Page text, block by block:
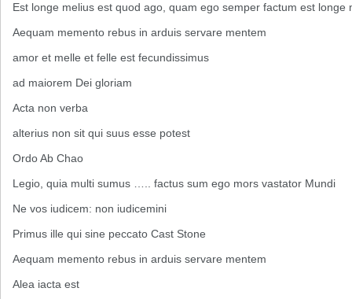
Est longe melius est quod ago, quam ego semper factum est
Aequam memento rebus in arduis servare mentem
amor et melle et felle est fecundissimus
ad maiorem Dei gloriam
Acta non verba
alterius non sit qui suus esse potest
Ordo Ab Chao
Legio, quia multi sumus ….. factus sum ego mors vastator Mundi
Ne vos iudicem: non iudicemini
Primus ille qui sine peccato Cast Stone
Aequam memento rebus in arduis servare mentem
Alea iacta est